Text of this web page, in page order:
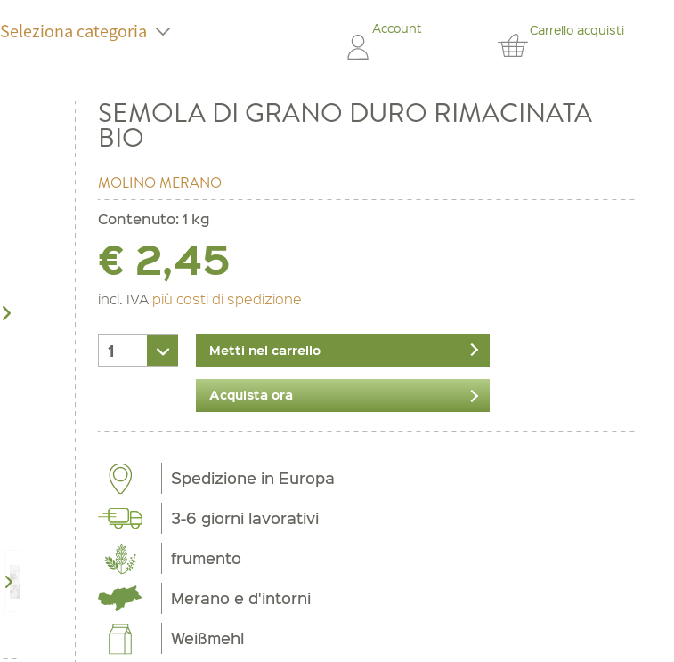
Seleziona categoria Account Carrello acquisti
SEMOLA DI GRANO DURO RIMACINATA
BIO
MOLINO MERANO
Contenuto:1 kg
€ 2,45
incl. IVA più costi di spedizione
Metti nel carrello
Acquista ora
Spedizione in Europa
3-6 giorni lavorativi
frumento
Merano e d'intorni
Weißmehl